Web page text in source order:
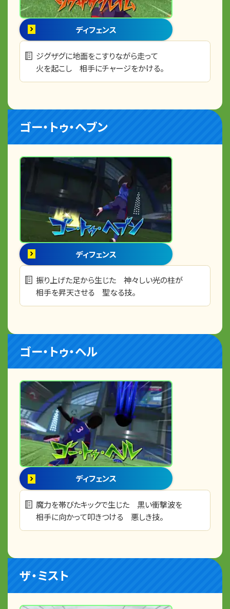
ディフェンス
ジグザグに地面をこすりながら走って
火を起こし 相手にチャージをかける。
ゴー・トゥ・ヘブン
ディフェンス
振り上げた足から生じた 神々しい光の柱が
相手を昇天させる 聖なる技。
ゴー・トゥ・ヘル
ディフェンス
魔力を帯びたキックで生じた 黒い衝撃波を
相手に向かって叩きつける 悪しき技。
ザ・ミスト